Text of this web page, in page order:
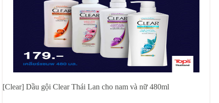
[Clear] Dầu gội Clear Thái Lan cho nam và nữ 480ml